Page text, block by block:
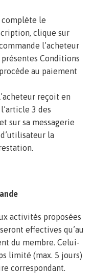
complète le
clique sur
l’acheteur
Conditions
au paiement
reçoit en
3 des
sur sa messagerie
la
activités proposées
effectives qu’au
du membre. Celui-
limité (max. 5 jours)
correspondant.